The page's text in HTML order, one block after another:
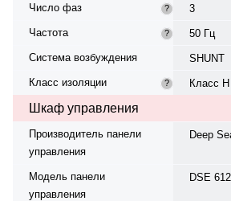
Число фаз
?
3
Частота
?
50 Гц
Система возбуждения
SHUNT
Класс изоляции
? Класс H
Шкаф управления
Производитель панели
управления
Deep
Модель панели
управления
DSE